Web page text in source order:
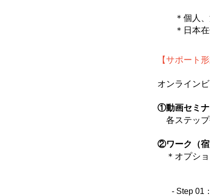
＊個人、
＊日本在
【サポート形
オンライン
①動画セミナ
各ステップ
②ワーク（宿
＊オプショ
- Step 01